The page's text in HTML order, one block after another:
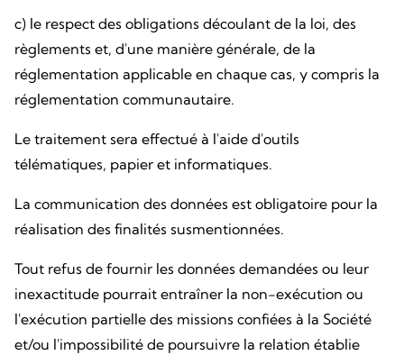
c) le respect des obligations découlant de la loi, des
règlements et, d'une manière générale, de la
réglementation applicable en chaque cas, y compris la
réglementation communautaire.
Le traitement sera effectué à l'aide d'outils
télématiques, papier et informatiques.
La communication des données est obligatoire pour la
réalisation des finalités susmentionnées.
Tout refus de fournir les données demandées ou leur
inexactitude pourrait entraîner la non-exécution ou
l'exécution partielle des missions confiées à la Société
et/ou l'impossibilité de poursuivre la relation établie